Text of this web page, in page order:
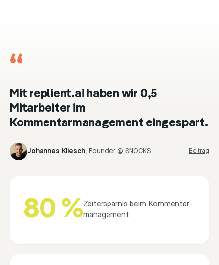
“
Mit replient.ai haben wir 0,5
Mitarbeiter im
Kommentarmanagement eingespart.
Johannes Kliesch, Founder @ SNOCKS Beitrag
80 %Zeitersparnis beim Kommentar­
management